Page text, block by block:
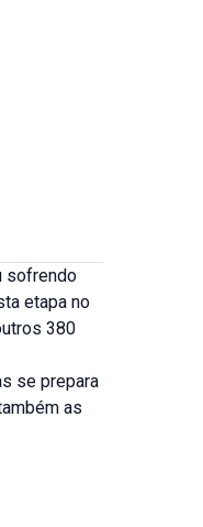
sofrendo
etapa no
380
se prepara
as